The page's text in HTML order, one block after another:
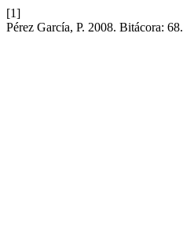
[1]
Pérez García, P. 2008. Bitácora: 68.